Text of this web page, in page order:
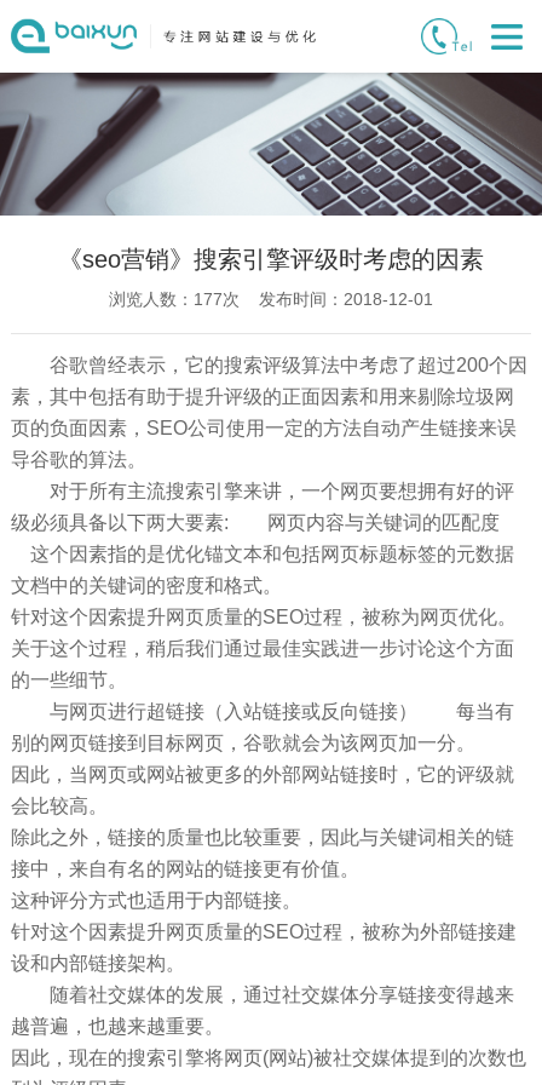
《seo营销》搜索引擎评级时考虑的因素
浏览人数： 177次 发布时间：2018-12-01
谷歌曾经表示，它的搜索评级算法中考虑了超过200个因
素，其中包括有助于提升评级的正面因素和用来剔除垃圾网
页的负面因素，SEO公司使用一定的方法自动产生链接来误
导谷歌的算法。
对于所有主流搜索引擎来讲，一个网页要想拥有好的评
级必须具备以下两大要素: 网页内容与关键词的匹配度
这个因素指的是优化锚文本和包括网页标题标签的元数据
文档中的关键词的密度和格式。
针对这个因索提升网页质量的SEO过程，被称为网页优化。
关于这个过程，稍后我们通过最佳实践进一步讨论这个方面
的一些细节。
与网页进行超链接（入站链接或反向链接） 每当有
别的网页链接到目标网页，谷歌就会为该网页加一分。
因此，当网页或网站被更多的外部网站链接时，它的评级就
会比较高。
除此之外，链接的质量也比较重要，因此与关键词相关的链
接中，来自有名的网站的链接更有价值。
这种评分方式也适用于内部链接。
针对这个因素提升网页质量的SEO过程，被称为外部链接建
设和内部链接架构。
随着社交媒体的发展，通过社交媒体分享链接变得越来
越普遍，也越来越重要。
因此，现在的搜索引擎将网页(网站)被社交媒体提到的次数也